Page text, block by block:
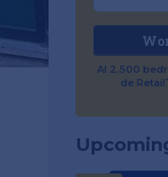
Al 2.500
de